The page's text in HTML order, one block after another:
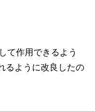
て作用できるよう
るように改良したの